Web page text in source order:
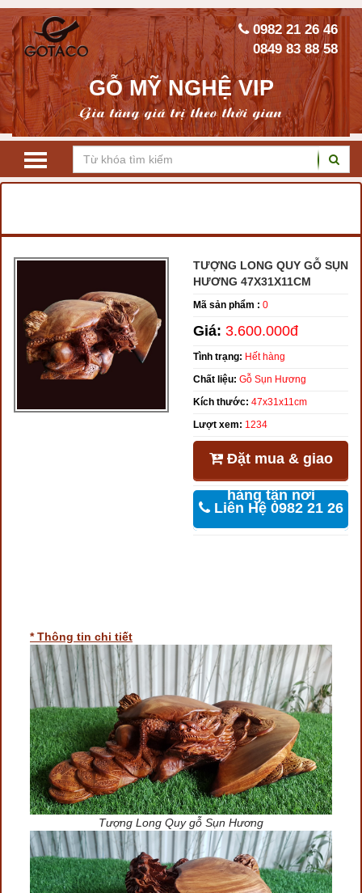
GỖ MỸ NGHỆ VIP
Gia tăng giá trị theo thời gian
0982 21 26 46
0849 83 88 58
TƯỢNG LONG QUY GỖ SỤN
HƯƠNG 47X31X11CM
Mã sản phẩm : 0
Giá: 3.600.000đ
Tình trạng: Hết hàng
Chất liệu: Gỗ Sụn Hương
Kích thước: 47x31x11cm
Lượt xem: 1234
Đặt mua & giao
hàng tận nơi
Liên Hệ 0982 21 26
* Thông tin chi tiết
Tượng Long Quy gỗ Sụn Hương